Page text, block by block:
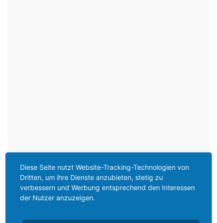
Diese Seite nutzt Website-Tracking-Technologien von
Dritten, um ihre Dienste anzubieten, stetig zu
verbessern und Werbung entsprechend den Interessen
der Nutzer anzuzeigen.